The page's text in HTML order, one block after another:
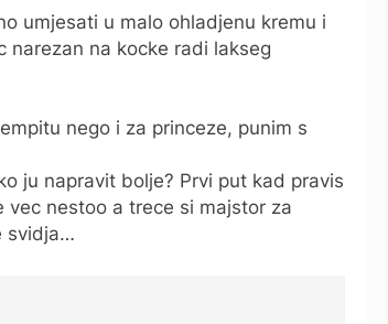
umjesati u malo ohladjenu kremu i
na kocke radi lakseg
nego i za princeze, punim s
ju napravit bolje? Prvi put kad pravis
nestoo a trece si majstor za
svidja…